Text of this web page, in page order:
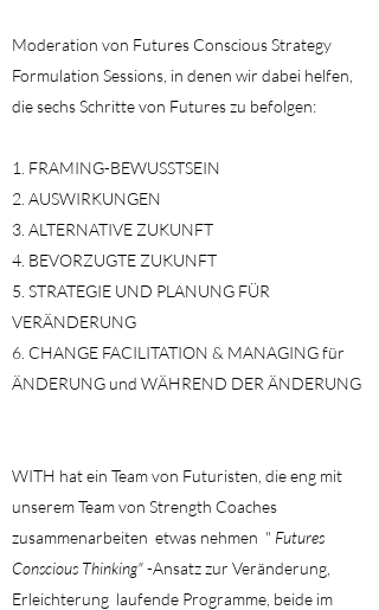
Moderation von Futures Conscious Strategy
Formulation Sessions, in denen wir dabei helfen,
die sechs Schritte von Futures zu befolgen:
FRAMING-BEWUSSTSEIN
AUSWIRKUNGEN
ALTERNATIVE ZUKUNFT
BEVORZUGTE ZUKUNFT
STRATEGIE UND PLANUNG FÜR
VERÄNDERUNG
CHANGE FACILITATION & MANAGING für
ÄNDERUNG und WÄHREND DER ÄNDERUNG
WITH hat ein Team von Futuristen, die eng mit
unserem Team von Strength Coaches
zusammenarbeiten etwas nehmen " Futures
Conscious Thinking"-Ansatz zur Veränderung,
Erleichterung laufende Programme, beide im